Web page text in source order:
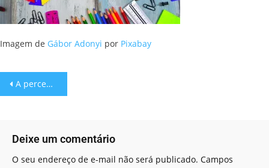
Imagem de Gábor Adonyi por Pixabay
A percepção do uso de jogos como ferramenta de aprendizado
Deixe um comentário
O seu endereço de e-mail não será publicado. Campos